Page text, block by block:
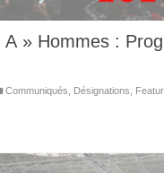
A » Hommes :
Communiqués Désignations